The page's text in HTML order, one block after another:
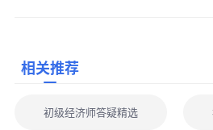
考，不可跨区域报名
无工作年限要求，应届生、在职人员均
相关推荐
初级经济师答疑精选